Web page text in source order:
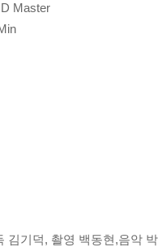
Master
김기덕, 촬영 백동현,음악